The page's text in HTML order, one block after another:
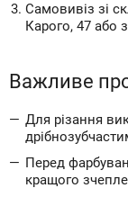
Самовивіз зі
Карого, 47 або
Важливе
Для різання
Перед
кращого